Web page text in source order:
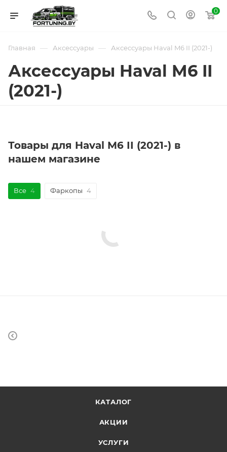
0
Главная — Аксессуары — Аксессуары Haval M6 II (2021-)
Аксессуары Haval M6 II
(2021-)
Товары для Haval M6 II (2021-) в
нашем магазине
Все 4 Фаркопы 4
КАТАЛОГ
АКЦИИ
УСЛУГИ